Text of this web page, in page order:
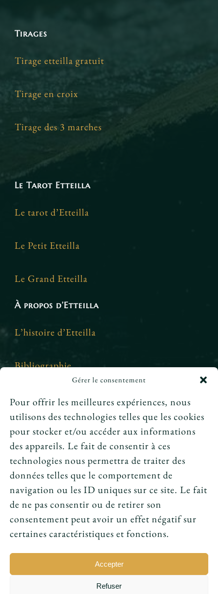
Gérer le consentement
Pour offrir les meilleures expériences, nous
utilisons des technologies telles que les cookies
pour stocker et/ou accéder aux informations
des appareils. Le fait de consentir à ces
technologies nous permettra de traiter des
données telles que le comportement de
navigation ou les ID uniques sur ce site. Le fait
de ne pas consentir ou de retirer son
consentement peut avoir un effet négatif sur
certaines caractéristiques et fonctions.
Accepter
Refuser
Tirages
Tirage etteilla gratuit
Tirage en croix
Tirage des 3 marches
Le Tarot Etteilla
Le tarot d’Etteilla
Le Petit Etteilla
Le Grand Etteilla
À propos d’Etteilla
L’histoire d’Etteilla
Bibliographie
Crédits et mentions légales
Le tarot peut-il annoncer une rencontre
amoureuse ?
Peut-on prouver que le tarot fonctionne ?
Le tarot avant l’ésotérisme : un simple jeu ?